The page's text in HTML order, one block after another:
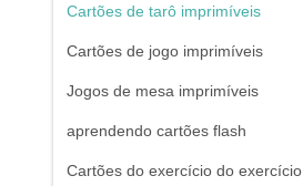
Cartões de tarô imprimíveis
Cartões de jogo imprimíveis
Jogos de mesa imprimíveis
aprendendo cartões flash
Cartões do exercício do exercício